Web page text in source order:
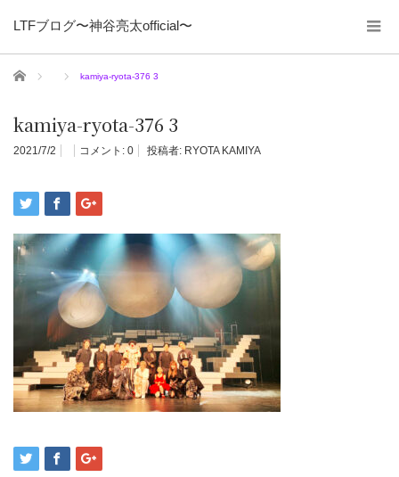
LTFブログ〜神谷亮太official〜
ホーム kamiya-ryota-376 3
kamiya-ryota-376 3
2021/7/2 コメント: 0 投稿者: RYOTA KAMIYA